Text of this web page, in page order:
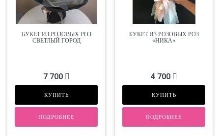
БУКЕТ ИЗ РОЗОВЫХ РОЗ
СВЕТЛЫЙ ГОРОД
7 700
КУПИТЬ
ПОДРОБНЕЕ
БУКЕТ ИЗ РОЗОВЫХ РОЗ
«НИКА»
4 700
КУПИТЬ
ПОДРОБНЕЕ